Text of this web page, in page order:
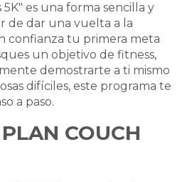
5K" es una forma sencilla y
de dar una vuelta a la
confianza tu primera meta
un objetivo de fitness,
demostrarte a ti mismo
difíciles, este programa te
a paso.
COUCH